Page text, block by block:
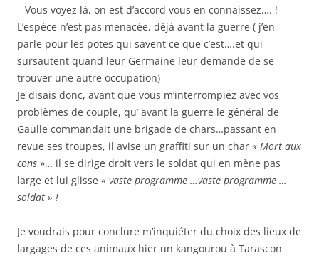
– Vous voyez là, on est d’accord vous en connaissez…. !
L’espèce n’est pas menacée, déjà avant la guerre ( j’en
parle pour les potes qui savent ce que c’est….et qui
sursautent quand leur Germaine leur demande de se
trouver une autre occupation)
Je disais donc, avant que vous m’interrompiez avec vos
problèmes de couple, qu’ avant la guerre le général de
Gaulle commandait une brigade de chars…passant en
revue ses troupes, il avise un graffiti sur un char « Mort aux
cons »… il se dirige droit vers le soldat qui en mène pas
large et lui glisse « vaste programme …vaste programme …
soldat » !
Je voudrais pour conclure m’inquiéter du choix des lieux de
largages de ces animaux hier un kangourou à Tarascon